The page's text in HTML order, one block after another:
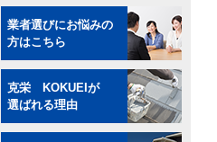
業者選びにお悩みの
方はこちら
克栄 KOKUEIが
選ばれる理由